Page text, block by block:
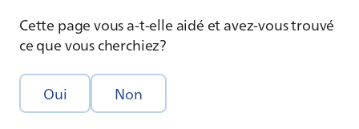
Cette page vous a-t-elle aidé et avez-vous trouvé
ce que vous cherchiez?
Oui Non